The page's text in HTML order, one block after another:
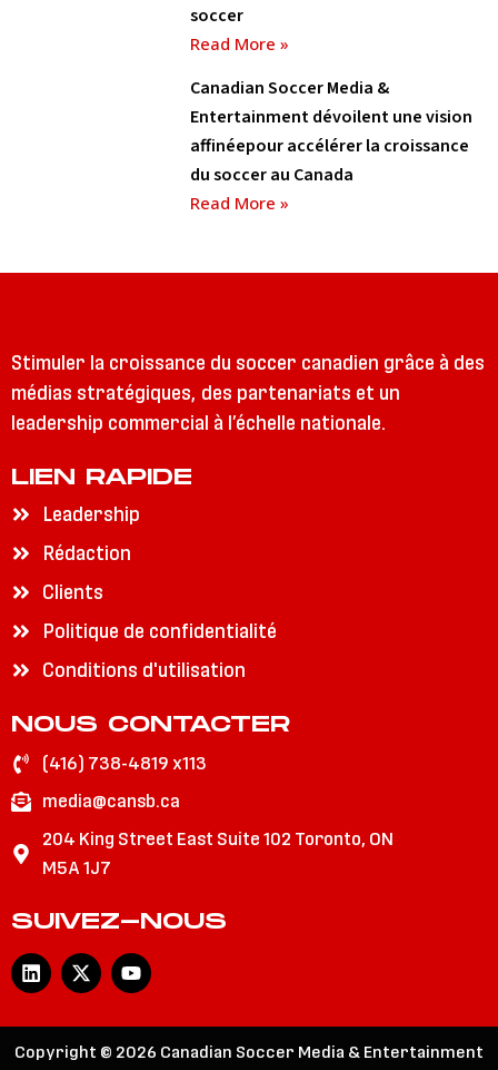
soccer
Read More »
Canadian Soccer Media &
Entertainment dévoilent une vision
affinéepour accélérer la croissance
du soccer au Canada
Read More »
Stimuler la croissance du soccer canadien grâce à des
médias stratégiques, des partenariats et un
leadership commercial à l’échelle nationale.
LIEN RAPIDE
Leadership
Rédaction
Clients
Politique de confidentialité
Conditions d'utilisation
NOUS CONTACTER
(416) 738-4819 x113
media@cansb.ca
204 King Street East Suite 102 Toronto, ON
M5A 1J7
SUIVEZ-NOUS
L
i
k
d
X
-
w
i
t
Y
o
t
u
b
Copyright © 2026 Canadian Soccer Media & Entertainment